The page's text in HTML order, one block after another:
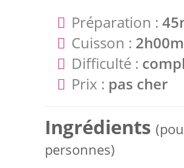
Préparation :
Cuisson :
Difficulté :
Prix : pas cher
Ingrédients
personnes)